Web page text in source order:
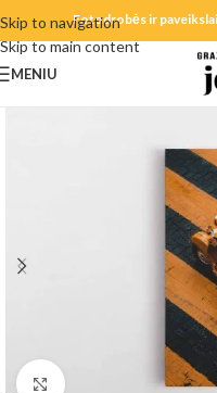
Skip to navigation
Skip to main content
Fotodrobės ir
MENIU
Spustelėkite,